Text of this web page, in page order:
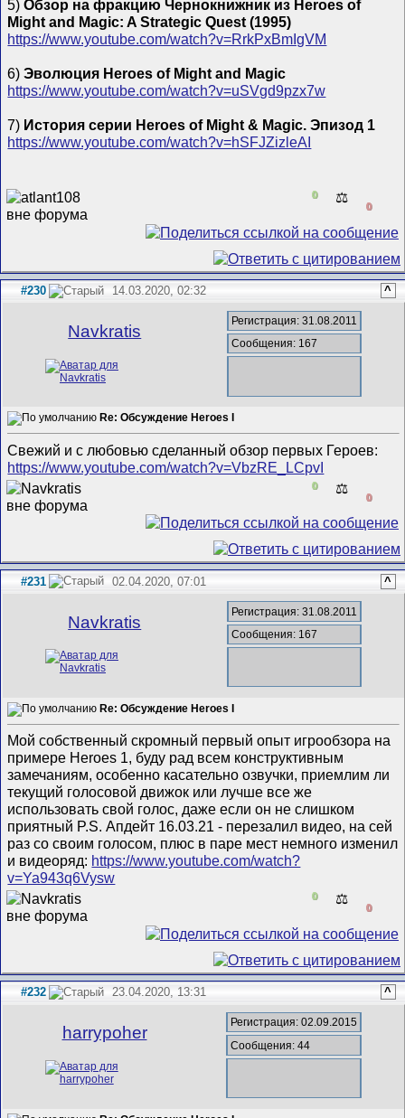
5)Обзор на фракцию Чернокнижник из Heroes of
Might and Magic: A Strategic Quest (1995)
https://www.youtube.com/watch?v=RrkPxBmIgVM
6) Эволюция Heroes of Might and Magic
https://www.youtube.com/watch?v=uSVgd9pzx7w
7) История серии Heroes of Might & Magic. Эпизод 1
https://www.youtube.com/watch?v=hSFJZizleAI
0 ⚖️
0
#230 14.03.2020, 02:32 ^
Navkratis
Регистрация: 31.08.2011
Сообщения: 167
Re: Обсуждение Heroes I
Свежий и с любовью сделанный обзор первых Героев:
https://www.youtube.com/watch?v=VbzRE_LCpvI
0 ⚖️
0
#231 02.04.2020, 07:01 ^
Navkratis
Регистрация: 31.08.2011
Сообщения: 167
Re: Обсуждение Heroes I
Мой собственный скромный первый опыт игрообзора на
примере Heroes 1, буду рад всем конструктивным
замечаниям, особенно касательно озвучки, приемлим ли
текущий голосовой движок или лучше все же
использовать свой голос, даже если он не слишком
приятный P.S. Апдейт 16.03.21 - перезалил видео, на сей
раз со своим голосом, плюс в паре мест немного изменил
и видеоряд: https://www.youtube.com/watch?
v=Ya943q6Vysw
0 ⚖️
0
#232 23.04.2020, 13:31 ^
harrypoher
Регистрация: 02.09.2015
Сообщения: 44